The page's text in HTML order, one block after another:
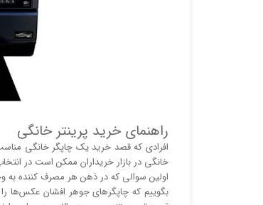
راهنمای خرید پرینتر خانگی
افرادی که قصد خرید یک چاپگر خانگی مناسب
خانگی در بازار خریداران ممکن است در
اولین سوالی که در ذهن هر مصرف کننده به
بگوییم که چاپگر‌های جوهر افشان عکس‌ها